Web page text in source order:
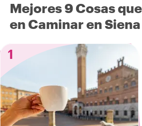
Mejores 9 Cosas
en Caminar en Siena
1